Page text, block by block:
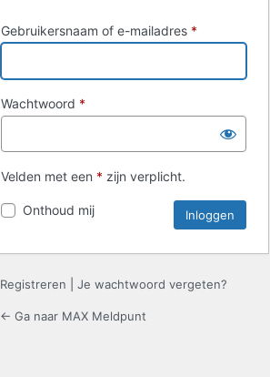
Gebruikersnaam of e-mailadres *
Wachtwoord *
Velden met een * zijn verplicht.
Onthoud mij
Registreren Je wachtwoord vergeten?
← Ga naar MAX Meldpunt